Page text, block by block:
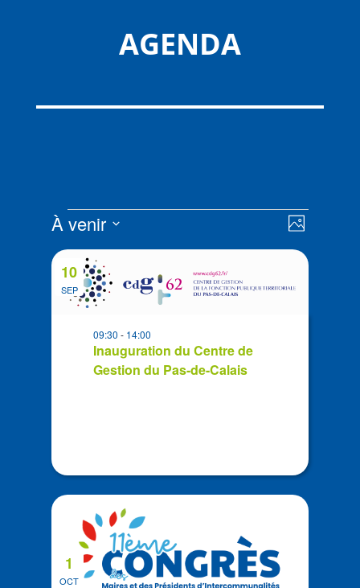
AGENDA
Évènements
par
de
vues
Photo
À venir
la
date
List
of
events
Photo
View
SEP
10
Inauguration du Centre de
Gestion du Pas-de-Calais
09:30- 14:00
OCT
1